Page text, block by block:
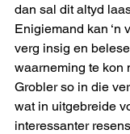
dan sal dit altyd
Enigiemand kan ‘n
verg insig en
waarneming te kon
Grobler so in die
wat in uitgebreide
interessanter